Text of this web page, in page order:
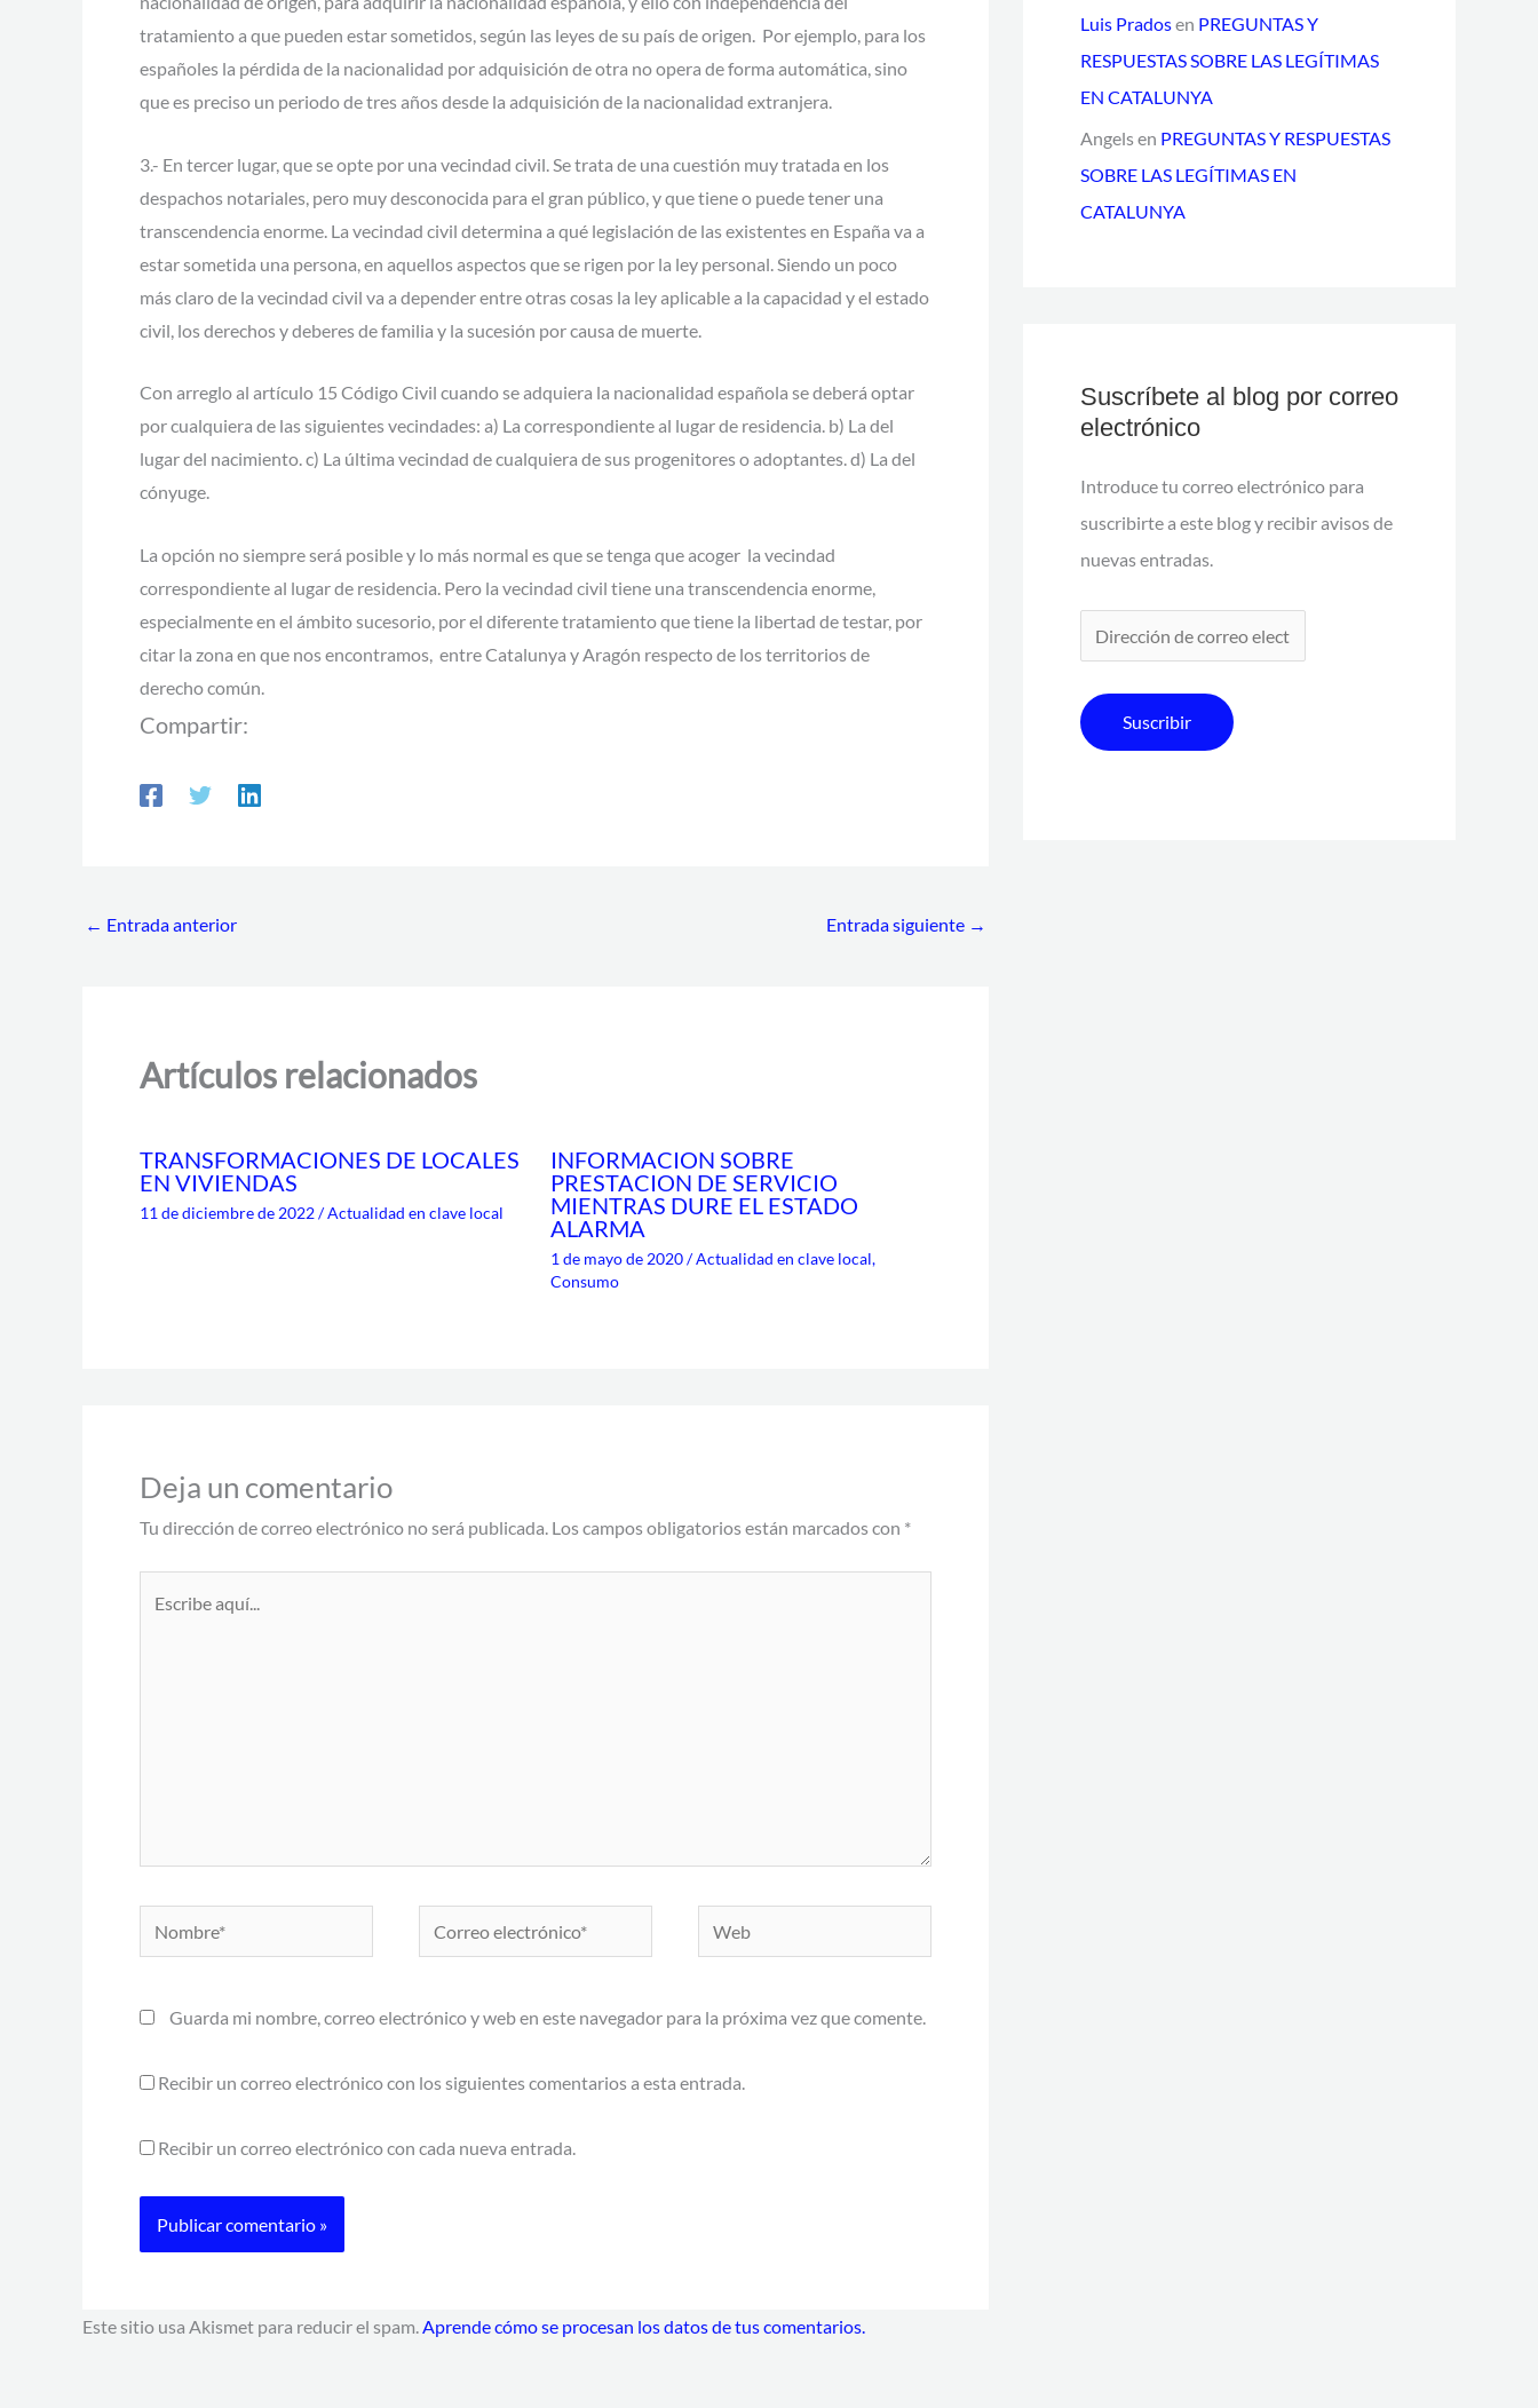
tratamiento a que pueden estar sometidos, según las leyes de su país de origen. Por ejemplo, para los
españoles la pérdida de la nacionalidad por adquisición de otra no opera de forma automática, sino
que es preciso un periodo de tres años desde la adquisición de la nacionalidad extranjera.
3.- En tercer lugar, que se opte por una vecindad civil. Se trata de una cuestión muy tratada en los
despachos notariales, pero muy desconocida para el gran público, y que tiene o puede tener una
transcendencia enorme. La vecindad civil determina a qué legislación de las existentes en España va a
estar sometida una persona, en aquellos aspectos que se rigen por la ley personal. Siendo un poco
más claro de la vecindad civil va a depender entre otras cosas la ley aplicable a la capacidad y el estado
civil, los derechos y deberes de familia y la sucesión por causa de muerte.
Con arreglo al artículo 15 Código Civil cuando se adquiera la nacionalidad española se deberá optar
por cualquiera de las siguientes vecindades: a) La correspondiente al lugar de residencia. b) La del
lugar del nacimiento. c) La última vecindad de cualquiera de sus progenitores o adoptantes. d) La del
cónyuge.
La opción no siempre será posible y lo más normal es que se tenga que acoger la vecindad
correspondiente al lugar de residencia. Pero la vecindad civil tiene una transcendencia enorme,
especialmente en el ámbito sucesorio, por el diferente tratamiento que tiene la libertad de testar, por
citar la zona en que nos encontramos, entre Catalunya y Aragón respecto de los territorios de
derecho común.
Compartir:
← Entrada anterior Entrada siguiente →
Artículos relacionados
TRANSFORMACIONES DE LOCALES
EN VIVIENDAS
11 de diciembre de 2022/Actualidad en clave local
INFORMACION SOBRE
PRESTACION DE SERVICIO
MIENTRAS DURE EL ESTADO
ALARMA
1 de mayo de 2020/Actualidad en clave local,
Consumo
Deja un comentario
Tu dirección de correo electrónico no será publicada. Los campos obligatorios están marcados con *
Nombre*
Correo
electrónico*
Web
Guarda mi nombre, correo electrónico y web en este navegador para la próxima vez que comente.
Recibir un correo electrónico con los siguientes comentarios a esta entrada.
Recibir un correo electrónico con cada nueva entrada.
Este sitio usa Akismet para reducir el spam.Aprende cómo se procesan los datos de tus comentarios.
Luis Pradosen PREGUNTAS Y
RESPUESTAS SOBRE LAS LEGÍTIMAS
EN CATALUNYA
Angelsen PREGUNTAS Y RESPUESTAS
SOBRE LAS LEGÍTIMAS EN
CATALUNYA
Suscríbete al blog por correo
electrónico
Introduce tu correo electrónico para
suscribirte a este blog y recibir avisos de
nuevas entradas.
Suscribir